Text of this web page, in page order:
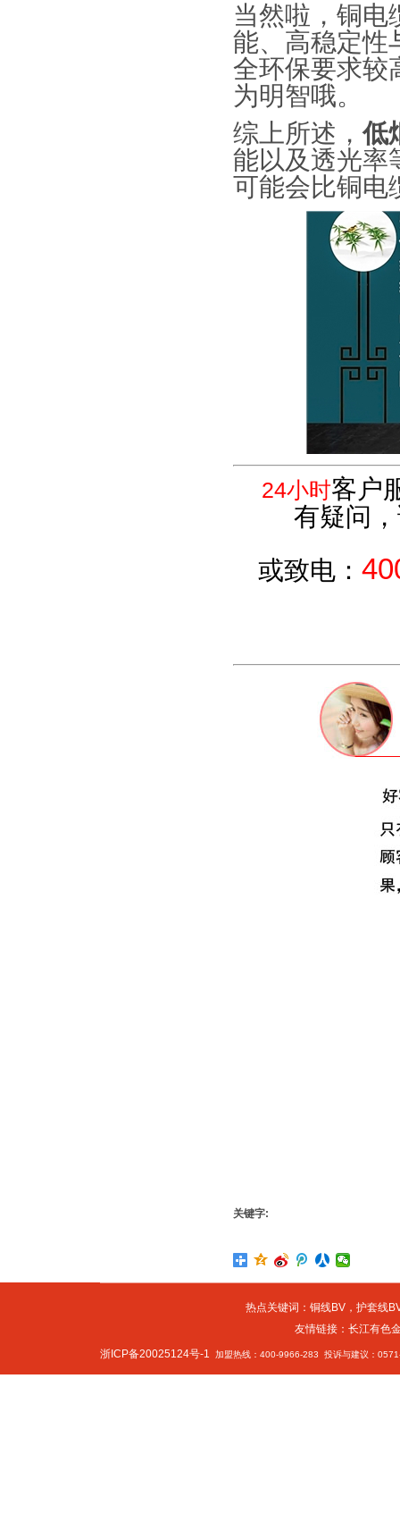
当然啦，铜电
能、高稳定性
全环保要求较
为明智哦。
综上所述，低
能以及透光率
可能会比铜电
24小时客户
有疑问
或致电：
关键字:
热点关键词： 铜线BV， 护套线
友情链接： 长江有色
浙ICP备20025124号-1 加盟热线：400-9966-283 投诉与建议：